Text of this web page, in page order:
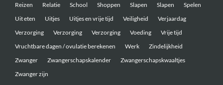
Reizen
Relatie School Shoppen Slapen Slapen
Spelen
Uit eten
Uitjes Uitjes en vrije tijd Veiligheid
Verjaardag
Verzorging
Verzorging Verzorging Voeding
Vrije tijd
Vruchtbare dagen / ovulatie berekenen
Werk
Zindelijkheid
Zwanger
Zwangerschapskalender
Zwangerschapskwaaltjes
Zwanger zijn